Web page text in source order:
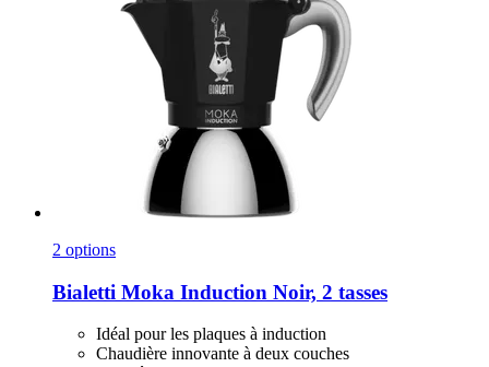
2 options
Bialetti Moka Induction Noir, 2 tasses
Idéal pour les plaques à induction
Chaudière innovante à deux couches